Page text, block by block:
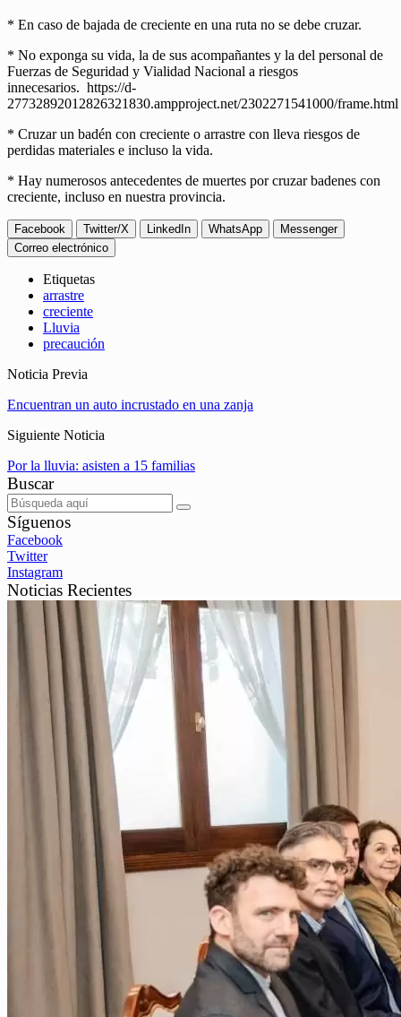
* En caso de bajada de creciente en una ruta no se debe cruzar.
* No exponga su vida, la de sus acompañantes y la del personal de
Fuerzas de Seguridad y Vialidad Nacional a riesgos
innecesarios. https://d-
27732892012826321830.ampproject.net/2302271541000/frame.html
* Cruzar un badén con creciente o arrastre con lleva riesgos de
perdidas materiales e incluso la vida.
* Hay numerosos antecedentes de muertes por cruzar badenes con
creciente, incluso en nuestra provincia.
Facebook Twitter/X LinkedIn WhatsApp
Messenger
Correo electrónico
Etiquetas
arrastre
creciente
Lluvia
precaución
Noticia Previa
Encuentran un auto incrustado en una zanja
Siguiente Noticia
Por la lluvia: asisten a 15 familias
Buscar
Síguenos
Facebook
Twitter
Instagram
Noticias Recientes